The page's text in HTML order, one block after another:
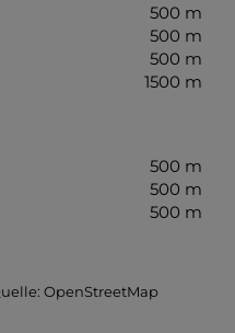
500 m
500 m
500 m
1500 m
500 m
500 m
500 m
OpenStreetMap